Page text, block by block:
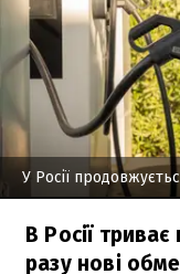
У Росії
В Росії
разу нові